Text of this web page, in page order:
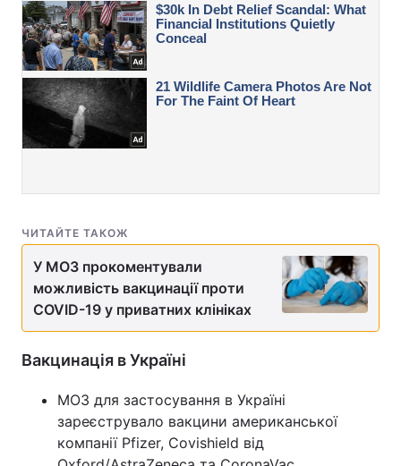
ЧИТАЙТЕ ТАКОЖ
У МОЗ прокоментували
можливість вакцинації проти
COVID-19 у приватних клініках
Вакцинація в Україні
МОЗ для застосування в Україні
зареєструвало вакцини американської
компанії Pfizer, Covishield від